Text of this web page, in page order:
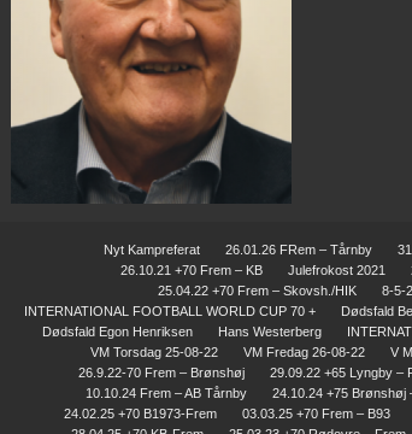
Nyt Kampreferat 26.01.26 FRem – Tårnby
26.10.21 +70 Frem – KB
Julefrokost 2021
25.04.22 +70 Frem – Skovsh./HIK
8-5-
INTERNATIONAL FOOTBALL WORLD CUP 70 +
Dødsfald
Dødsfald Egon Henriksen
Hans Westerberg
VM Torsdag 25-08-22
VM Fredag 26-08-22 V
26.9.22-70 Frem – Brønshøj
29.09.22 +65 Lyngby –
10.10.24 Frem – AB Tårnby
24.10.24 +75 Brønshøj
24.02.25 +70 B1973-Frem
03.03.25 +70 Frem – B93